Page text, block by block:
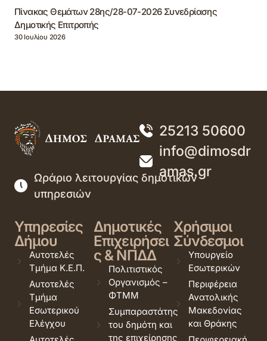
Πίνακας Θεμάτων 28ης/28-07-2026 Συνεδρίασης
Δημοτικής Επιτροπής
30 Ιουλίου 2026
25213 50600
info@dimosdr
amas.gr
Ωράριο λειτουργίας δημοτικών
υπηρεσιών
Υπηρεσίες
Δήμου
Αυτοτελές
Τμήμα Κ.Ε.Π.
Αυτοτελές
Τμήμα
Εσωτερικού
Ελέγχου
Δημοτικές
Επιχειρήσει
ς & ΝΠΔΔ
Πολιτιστικός
Οργανισμός –
ΦΤΜΜ
Συμπαραστάτης
του δημότη και
της επιχείρησης
Χρήσιμοι
Σύνδεσμοι
Υπουργείο
Εσωτερικών
Περιφέρεια
Ανατολικής
Μακεδονίας
και Θράκης